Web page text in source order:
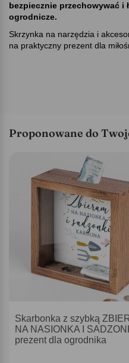
bezpiecznie przechowywać i
ogrodnicze.
Skrzynka na narzędzia i
na praktyczny prezent dla
Proponowane do
Skarbonka z szybką
NA NASIONKA I
prezent dla ogrodnika